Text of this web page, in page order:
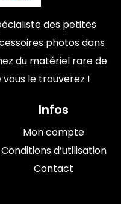
des petites
photos dans
du matériel rare de
vous le trouverez !
Infos
Mon compte
Conditions d’utilisation
Contact